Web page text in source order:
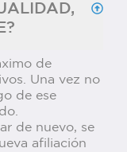
de
Una vez no
de ese
de nuevo, se
afiliación